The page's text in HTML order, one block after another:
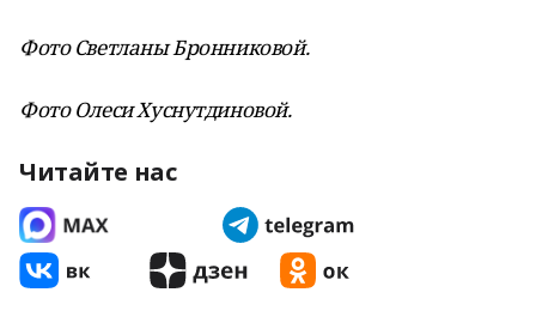
Фото Светланы Бронниковой.
Фото Олеси Хуснутдиновой.
Читайте нас